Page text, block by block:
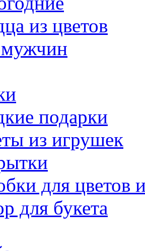
из цветов
подарки
из игрушек
для цветов
для букета